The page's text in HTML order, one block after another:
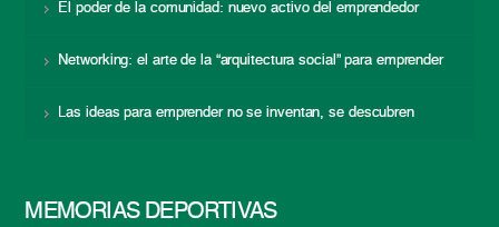
El poder de la comunidad: nuevo activo del emprendedor
Networking: el arte de la “arquitectura social” para emprender
Las ideas para emprender no se inventan, se descubren
MEMORIAS DEPORTIVAS